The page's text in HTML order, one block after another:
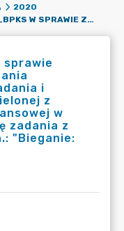
2020
OR.0050.219.2020_BPKS W SPRAWIE ZAAKCEPTOWANIA SPRAWOZDANIA KOŃCOWEGO Z WYKONANIA ZADANIA I PRZYJĘCIA ROZLICZENIA Z UDZIELONEJ Z BUDŻETU GMINY POMOCY FINANSOWEJ W FORMIE DOTACJI NA REALIZACJĘ ZADANIA Z ZAKRESU ROZWOJU SPORTU PN.: "BIEGANIE: PROPAGOWANIE A
sprawie
i
z
w
zadania z
"Bieganie: